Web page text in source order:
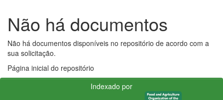
Não há documentos
Não há documentos disponíveis no repositório de acordo com a
sua solicitação.
Página inicial do repositório
Indexado por